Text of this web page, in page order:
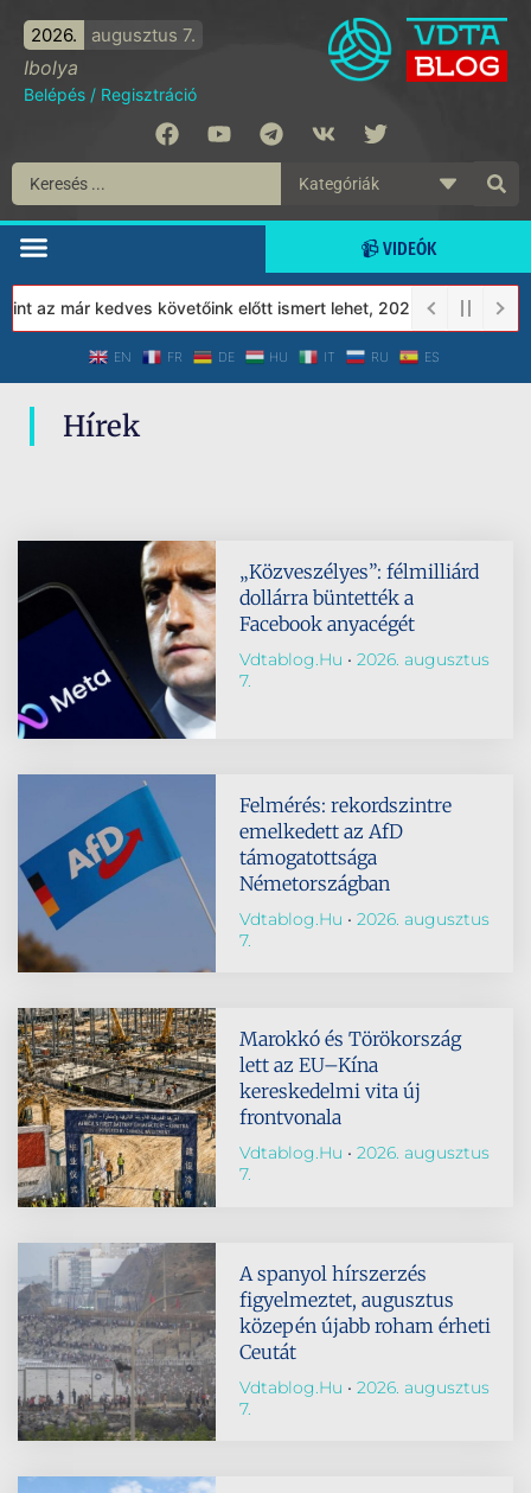
2026. augusztus 7.
Ibolya
Belépés / Regisztráció
📹 VIDEÓK
az már kedves követőink előtt ismert lehet, 2023-tól a Védett
EN FR DE HU IT RU ES
Hírek
„Közveszélyes”: félmilliárd
dollárra büntették a
Facebook anyacégét
Vdtablog.hu
2026. augusztus
7.
Felmérés: rekordszintre
emelkedett az AfD
támogatottsága
Németországban
Vdtablog.hu
2026. augusztus
7.
Marokkó és Törökország
lett az EU–Kína
kereskedelmi vita új
frontvonala
Vdtablog.hu
2026. augusztus
7.
A spanyol hírszerzés
figyelmeztet, augusztus
közepén újabb roham érheti
Ceutát
Vdtablog.hu
2026. augusztus
7.